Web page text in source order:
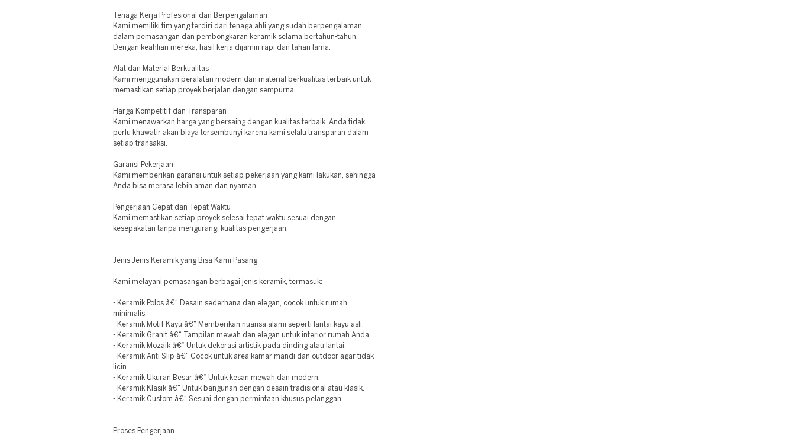
Tenaga Kerja Profesional dan Berpengalaman
Kami memiliki tim yang terdiri dari tenaga ahli yang sudah berpengalaman
dalam pemasangan dan pembongkaran keramik selama bertahun-tahun.
Dengan keahlian mereka, hasil kerja dijamin rapi dan tahan lama.
Alat dan Material Berkualitas
Kami menggunakan peralatan modern dan material berkualitas terbaik untuk
memastikan setiap proyek berjalan dengan sempurna.
Harga Kompetitif dan Transparan
Kami menawarkan harga yang bersaing dengan kualitas terbaik. Anda tidak
perlu khawatir akan biaya tersembunyi karena kami selalu transparan dalam
setiap transaksi.
Garansi Pekerjaan
Kami memberikan garansi untuk setiap pekerjaan yang kami lakukan, sehingga
Anda bisa merasa lebih aman dan nyaman.
Pengerjaan Cepat dan Tepat Waktu
Kami memastikan setiap proyek selesai tepat waktu sesuai dengan
kesepakatan tanpa mengurangi kualitas pengerjaan.
Jenis-Jenis Keramik yang Bisa Kami Pasang
Kami melayani pemasangan berbagai jenis keramik, termasuk:
- Keramik Polos â€“ Desain sederhana dan elegan, cocok untuk rumah
minimalis.
- Keramik Motif Kayu â€“ Memberikan nuansa alami seperti lantai kayu asli.
- Keramik Granit â€“ Tampilan mewah dan elegan untuk interior rumah Anda.
- Keramik Mozaik â€“ Untuk dekorasi artistik pada dinding atau lantai.
- Keramik Anti Slip â€“ Cocok untuk area kamar mandi dan outdoor agar tidak
licin.
- Keramik Ukuran Besar â€“ Untuk kesan mewah dan modern.
- Keramik Klasik â€“ Untuk bangunan dengan desain tradisional atau klasik.
- Keramik Custom â€“ Sesuai dengan permintaan khusus pelanggan.
Proses Pengerjaan